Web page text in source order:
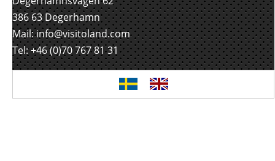
386 63 Degerhamn
Mail:info@visitoland.com
Tel: +46 (0)70 767 81 31